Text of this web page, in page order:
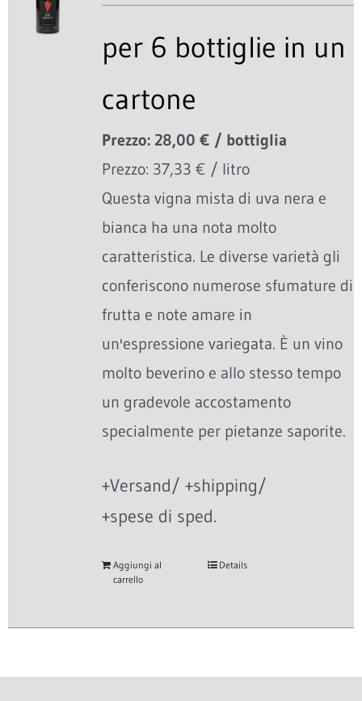
per 6 bottiglie in un
cartone
Prezzo: 28,00 € / bottiglia
Prezzo: 37,33 € / litro
Questa vigna mista di uva nera e
bianca ha una nota molto
caratteristica. Le diverse varietà gli
conferiscono numerose sfumature di
frutta e note amare in
un'espressione variegata. È un vino
molto beverino e allo stesso tempo
un gradevole accostamento
specialmente per pietanze saporite.
+Versand/ +shipping/
+spese di sped.
Aggiungi al
carrello
Details